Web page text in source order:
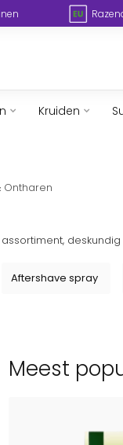
Kruiden
Ontharen
Aftershave spray
Meest